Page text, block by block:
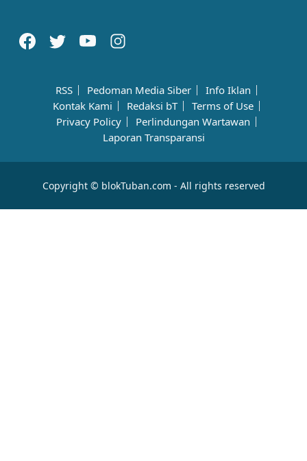
RSS Pedoman Media Siber
Info Iklan
Kontak Kami
Redaksi bT
Terms of Use
Privacy Policy
Perlindungan Wartawan
Laporan Transparansi
Copyright © blokTuban.com - All rights reserved